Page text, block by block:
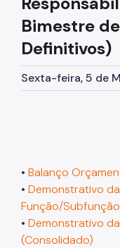
Licitações
Pagamento de
Manuais e
Bimestre
Definitivos)
Sexta-feira, 5 de
• Balanço
• Demonstrativo
Função/
• Demonstrativo
(Consolidado)